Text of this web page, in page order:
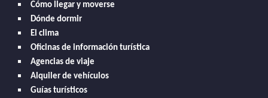
Cómo llegar y moverse
Dónde dormir
El clima
Oficinas de información turística
Agencias de viaje
Alquiler de vehículos
Guías turísticos